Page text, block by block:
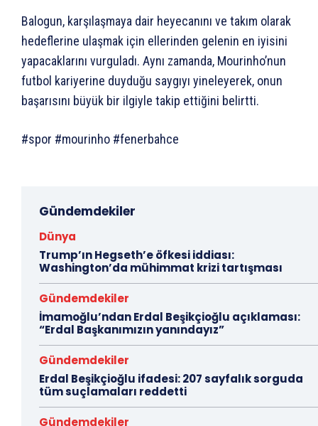
Balogun, karşılaşmaya dair heyecanını ve takım olarak
hedeflerine ulaşmak için ellerinden gelenin en iyisini
yapacaklarını vurguladı. Aynı zamanda, Mourinho’nun
futbol kariyerine duyduğu saygıyı yineleyerek, onun
başarısını büyük bir ilgiyle takip ettiğini belirtti.
#spor #mourinho #fenerbahce
Gündemdekiler
Dünya
Trump’ın Hegseth’e öfkesi iddiası:
Washington’da mühimmat krizi tartışması
Gündemdekiler
İmamoğlu’ndan Erdal Beşikçioğlu açıklaması:
“Erdal Başkanımızın yanındayız”
Gündemdekiler
Erdal Beşikçioğlu ifadesi: 207 sayfalık sorguda
tüm suçlamaları reddetti
Gündemdekiler